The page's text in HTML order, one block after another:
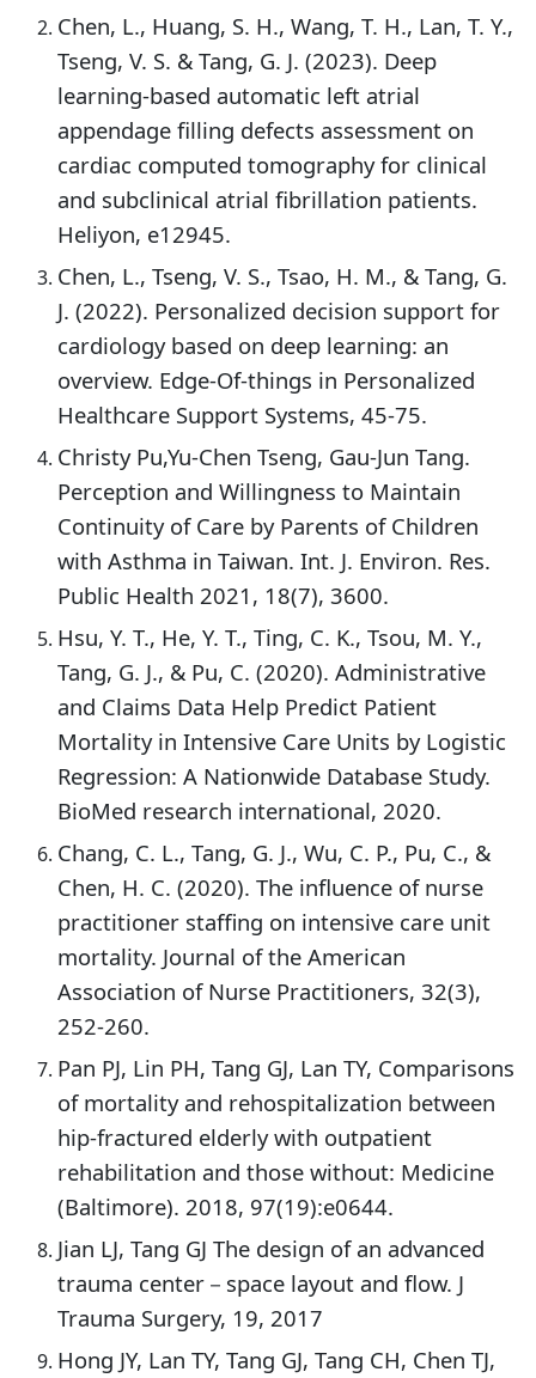
Chen, L., Huang, S. H., Wang, T. H., Lan, T. Y.,
Tseng, V. S. & Tang, G. J. (2023). Deep
learning-based automatic left atrial
appendage filling defects assessment on
cardiac computed tomography for clinical
and subclinical atrial fibrillation patients.
Heliyon, e12945.
Chen, L., Tseng, V. S., Tsao, H. M., & Tang, G.
J. (2022). Personalized decision support for
cardiology based on deep learning: an
overview. Edge-Of-things in Personalized
Healthcare Support Systems, 45-75.
Christy Pu,Yu-Chen Tseng, Gau-Jun Tang.
Perception and Willingness to Maintain
Continuity of Care by Parents of Children
with Asthma in Taiwan. Int. J. Environ. Res.
Public Health 2021, 18(7), 3600.
Hsu, Y. T., He, Y. T., Ting, C. K., Tsou, M. Y.,
Tang, G. J., & Pu, C. (2020). Administrative
and Claims Data Help Predict Patient
Mortality in Intensive Care Units by Logistic
Regression: A Nationwide Database Study.
BioMed research international, 2020.
Chang, C. L., Tang, G. J., Wu, C. P., Pu, C., &
Chen, H. C. (2020). The influence of nurse
practitioner staffing on intensive care unit
mortality. Journal of the American
Association of Nurse Practitioners, 32(3),
252-260.
Pan PJ, Lin PH, Tang GJ, Lan TY, Comparisons
of mortality and rehospitalization between
hip-fractured elderly with outpatient
rehabilitation and those without: Medicine
(Baltimore). 2018, 97(19):e0644.
Jian LJ, Tang GJ The design of an advanced
trauma center－space layout and flow. J
Trauma Surgery, 19, 2017
Hong JY, Lan TY, Tang GJ, Tang CH, Chen TJ,